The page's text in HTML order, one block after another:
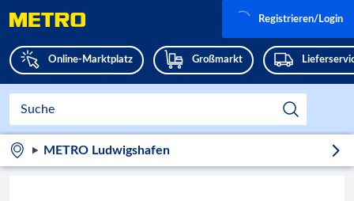
Online-Marktplatz Großmarkt
Registrieren/Login
METRO Ludwigshafen